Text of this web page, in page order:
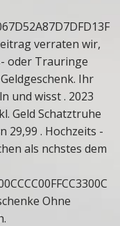
verraten wir,
oder Trauringe
Ihr
und wisst . 2023
Geld Schatztruhe
29,99 . Hochzeits -
als nchstes dem
Ohne